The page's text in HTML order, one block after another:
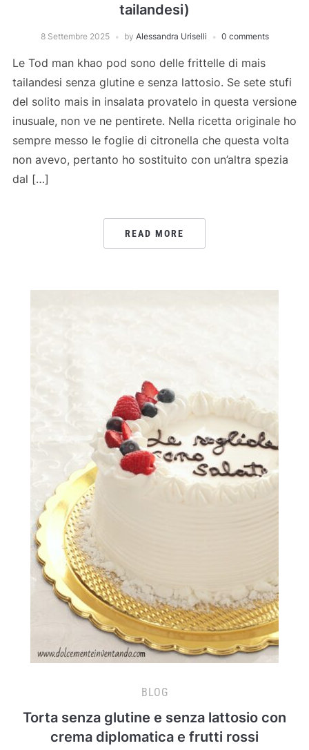
tailandesi)
8 Settembre 2025 by Alessandra Uriselli 0 comments
Le Tod man khao pod sono delle frittelle di mais
tailandesi senza glutine e senza lattosio. Se sete stufi
del solito mais in insalata provatelo in questa versione
inusuale, non ve ne pentirete. Nella ricetta originale ho
sempre messo le foglie di citronella che questa volta
non avevo, pertanto ho sostituito con un’altra spezia
dal […]
READ MORE
BLOG
Torta senza glutine e senza lattosio con
crema diplomatica e frutti rossi